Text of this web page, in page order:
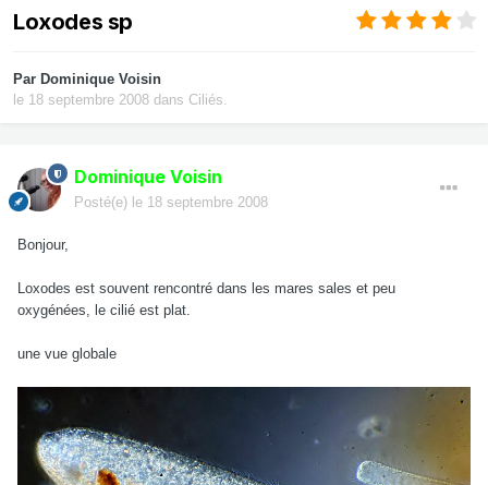
Loxodes sp
Par Dominique Voisin
le 18 septembre 2008 dans Ciliés.
Dominique Voisin
Posté(e) le 18 septembre 2008
Bonjour,
Loxodes est souvent rencontré dans les mares sales et peu
oxygénées, le cilié est plat.
une vue globale